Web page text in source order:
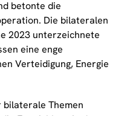
betonte die
Die bilateralen
2023 unterzeichnete
eine enge
Verteidigung, Energie
bilaterale Themen